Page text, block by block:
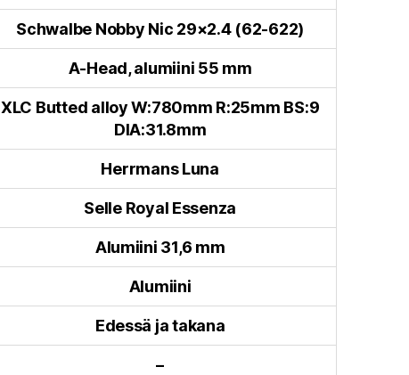
Schwalbe Nobby Nic 29×2.4 (62-622)
A-Head, alumiini 55 mm
XLC Butted alloy W:780mm R:25mm BS:9
DIA:31.8mm
Herrmans Luna
Selle Royal Essenza
Alumiini 31,6 mm
Alumiini
Edessä ja takana
–